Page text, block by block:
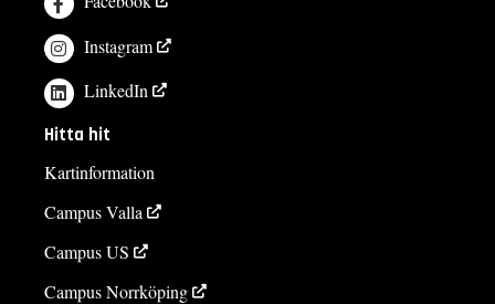
Instagram
LinkedIn
Hitta hit
Kartinformation
Campus Valla
Campus US
Campus Norrköping